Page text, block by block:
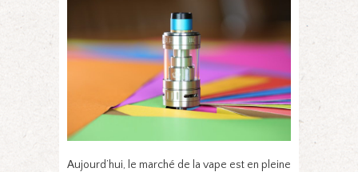
Aujourd’hui, le marché de la vape est en pleine